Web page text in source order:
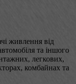
живлення від
та іншого
легкових,
комбайнах та